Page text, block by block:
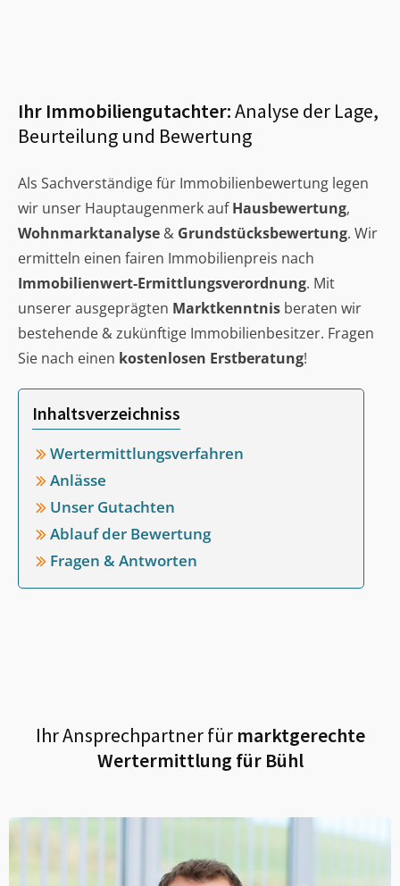
Ihr Immobiliengutachter:Analyse der Lage,
Beurteilung und Bewertung
Als Sachverständige für Immobilienbewertung legen
wir unser Hauptaugenmerk aufHausbewertung,
Wohnmarktanalyse & Grundstücksbewertung. Wir
ermitteln einen fairen Immobilienpreis nach
Immobilienwert-Ermittlungsverordnung. Mit
unserer ausgeprägten Marktkenntnis beraten wir
bestehende & zukünftige Immobilienbesitzer. Fragen
Sie nach einen kostenlosen Erstberatung!
Inhaltsverzeichniss
Wertermittlungsverfahren
Anlässe
Unser Gutachten
Ablauf der Bewertung
Fragen & Antworten
Ihr Ansprechpartner fürmarktgerechte
Wertermittlung für Bühl